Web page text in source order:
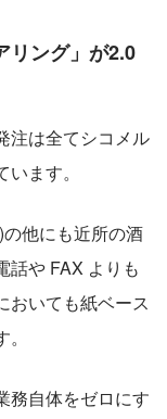
リング」が2.0
注は全てシコメル
ます。
他にも近所の酒
話や FAX よりも
おいても紙ベース
務自体をゼロにす